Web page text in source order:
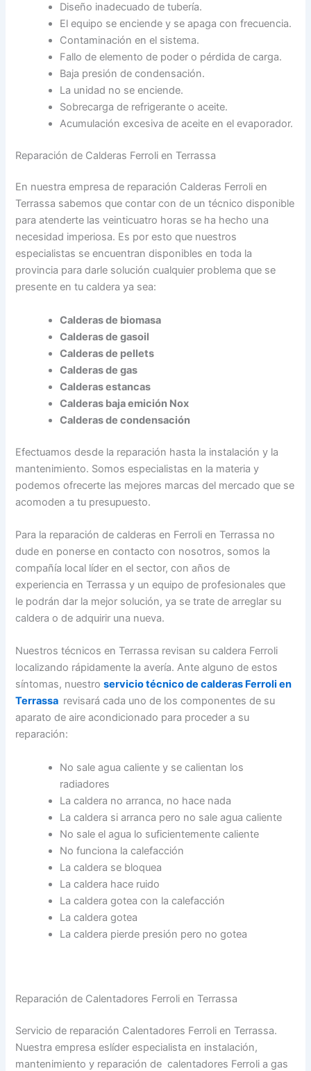
Diseño inadecuado de tubería.
El equipo se enciende y se apaga con frecuencia.
Contaminación en el sistema.
Fallo de elemento de poder o pérdida de carga.
Baja presión de condensación.
La unidad no se enciende.
Sobrecarga de refrigerante o aceite.
Acumulación excesiva de aceite en el evaporador.
Reparación de Calderas Ferroli en Terrassa
En nuestra empresa de reparación Calderas Ferroli en
Terrassa sabemos que contar con de un técnico disponible
para atenderte las veinticuatro horas se ha hecho una
necesidad imperiosa. Es por esto que nuestros
especialistas se encuentran disponibles en toda la
provincia para darle solución cualquier problema que se
presente en tu caldera ya sea:
Calderas de biomasa
Calderas de gasoil
Calderas de pellets
Calderas de gas
Calderas estancas
Calderas baja emición Nox
Calderas de condensación
Efectuamos desde la reparación hasta la instalación y la
mantenimiento. Somos especialistas en la materia y
podemos ofrecerte las mejores marcas del mercado que se
acomoden a tu presupuesto.
Para la reparación de calderas en Ferroli en Terrassa no
dude en ponerse en contacto con nosotros, somos la
compañía local líder en el sector, con años de
experiencia en Terrassa y un equipo de profesionales que
le podrán dar la mejor solución, ya se trate de arreglar su
caldera o de adquirir una nueva.
Nuestros técnicos en Terrassa revisan su caldera Ferroli
localizando rápidamente la avería. Ante alguno de estos
síntomas, nuestroservicio técnico de calderas Ferroli en
Terrassa revisará cada uno de los componentes de su
aparato de aire acondicionado para proceder a su
reparación:
No sale agua caliente y se calientan los
radiadores
La caldera no arranca, no hace nada
La caldera si arranca pero no sale agua caliente
No sale el agua lo suficientemente caliente
No funciona la calefacción
La caldera se bloquea
La caldera hace ruido
La caldera gotea con la calefacción
La caldera gotea
La caldera pierde presión pero no gotea
Reparación de Calentadores Ferroli en Terrassa
Servicio de reparación Calentadores Ferroli en Terrassa.
Nuestra empresa eslíder especialista en instalación,
mantenimiento y reparación de calentadores Ferroli a gas